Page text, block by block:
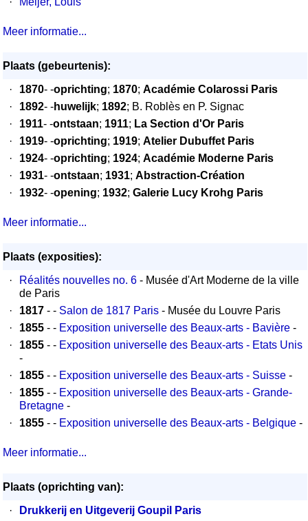
Meer informatie...
Plaats (gebeurtenis):
·
1870- -oprichting; 1870; Académie Colarossi Paris
·
1892- -huwelijk; 1892; B. Roblès en P. Signac
·
1911- -ontstaan; 1911; La Section d'Or Paris
·
1919- -oprichting; 1919; Atelier Dubuffet Paris
·
1924- -oprichting; 1924; Académie Moderne Paris
·
1931- -ontstaan; 1931; Abstraction-Création
·
1932- -opening; 1932; Galerie Lucy Krohg Paris
Meer informatie...
Plaats (exposities):
·
Réalités nouvelles no. 6 - Musée d'Art Moderne de la ville
de Paris
·
1817 - - Salon de 1817 Paris - Musée du Louvre Paris
·
1855 - - Exposition universelle des Beaux-arts - Bavière -
·
1855 - - Exposition universelle des Beaux-arts - Etats Unis
-
·
1855 - - Exposition universelle des Beaux-arts - Suisse -
·
1855 - - Exposition universelle des Beaux-arts - Grande-
Bretagne -
·
1855 - - Exposition universelle des Beaux-arts - Belgique -
Meer informatie...
Plaats (oprichting van):
·
Drukkerij en Uitgeverij Goupil Paris